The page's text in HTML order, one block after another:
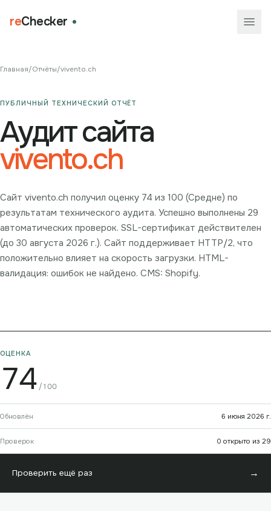
reChecker
Главная/Отчёты/vivento.ch
ПУБЛИЧНЫЙ ТЕХНИЧЕСКИЙ ОТЧЁТ
Аудит сайта
vivento.ch
Сайт vivento.ch получил оценку 74 из 100 (Средне) по
результатам технического аудита. Успешно выполнены 29
автоматических проверок. SSL-сертификат действителен
(до 30 августа 2026 г.). Сайт поддерживает HTTP/2, что
положительно влияет на скорость загрузки. HTML-
валидация: ошибок не найдено. CMS: Shopify.
ОЦЕНКА
74 /100
Обновлён 6 июня 2026 г.
Проверок 0 открыто из 29
Проверить ещё раз →